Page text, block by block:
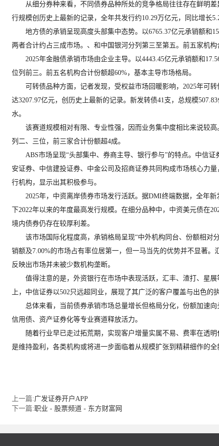
从细分券种来看，不同债券品种所处的竞争格局往往存在鲜明差
行规模创历史上最新的记录，全年共发行约10.29万亿元，同比增长
地方债的承销呈现高度头部集中态势。以6765.37亿元承销额和
两者合计约占三成市场。、和中国银河分列第三至第五。前五家机
2025年金融债承销市场由企业主导。以4443.45亿元承销额和
位列前三。前五名机构合计份额超60%，基本主导市场格局。
可转债品种方面，记者发现，受权益市场回暖影响，2025年可转
达3207.97亿元，创历史上最新的记录。新发转债41支，总规模
水。
该赛道规模相对有限、专业性强，因而业务集中度相比来说较高
列二、三位，前三家合计份额超4成。
ABS市场呈现“头部集中、券商主导、银行参与”的特点。中信证
安证券、中信建投证券、中金公司及招商证券共同构成市场核心力
行机构，显示出其积极参与。
2025年，中资离岸债券市场发行活跃。据DMI终端数据，全年新
下2022年以来的年度最高发行规模。在细分品种中，中资美元债在
境内债券仍存在较厚利差。
该市场国际化程度高，承销格局呈现“中外机构同台、份额相对
销额及7.00%的市场占有率位居第一，但一马当先的优势并不显著
反映出市场并未被少数机构垄断。
值得注意的是，外资银行在市场中表现活跃，汇丰、渣打、星展
上，中信证券以502只远超同业，展现了其广泛的客户覆盖与出色的
总体来看，当前债券承销市场总量增长但格局分化，份额加速向
信用债、资产证券化等专业赛道释放活力。
随着行业早已走过拓荒期，实现客户增量实属不易、费率在透明
是维持盈利，各类机构或将进一步面临着从规模扩张到精耕细作的
上一篇:广发证券开户APP
下一篇:职业 - 股票频道 - 东方财富网